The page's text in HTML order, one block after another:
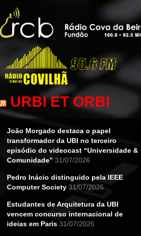
URBI ET ORBI
João Morgado destaca o papel
transformador da UBI no terceiro
episódio do videocast “Universidade &
Comunidade” 31/07/2026
Pedro Inácio distinguido pela IEEE
Computer Society 31/07/2026
Estudantes de Arquitetura da UBI
vencem concurso internacional de
ideias em Paris 31/07/2026